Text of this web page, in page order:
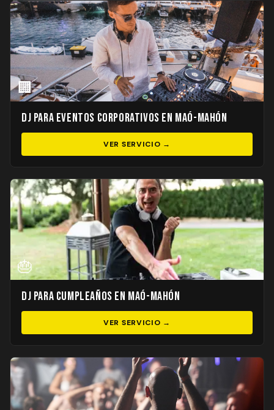
🏢
DJ para Eventos Corporativos en Maó-Mahón
VER SERVICIO →
🎂
DJ para Cumpleaños en Maó-Mahón
VER SERVICIO →